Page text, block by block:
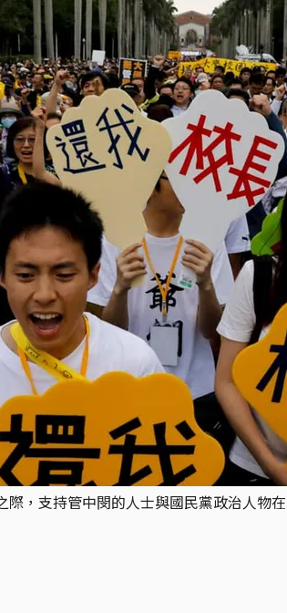
，支持管中閔的人士與國民黨政治人物